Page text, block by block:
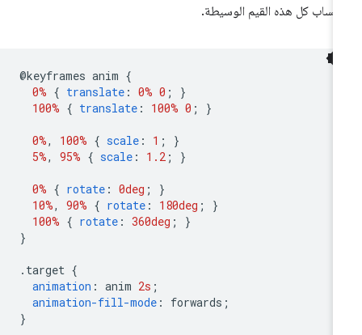
كل هذه القيم الوسيطة.
@keyframes anim
0%
{ translate: 0% 0
100%
{ translate: 100% 0
0%, 100% { scale : 1
5%, 95% { scale : 1.2
0% { rotate: 0deg
10%, 90% { rotate : 180deg
100%
{ rotate: 360deg
.target
animation: anim
animation-fill-mode: forwards